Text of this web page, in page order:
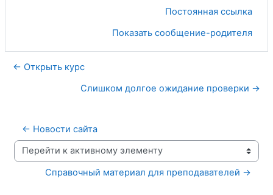
Постоянная ссылка
Показать сообщение-родителя
← Открыть курс
Слишком долгое ожидание проверки →
← Новости сайта
Перейти к активному элементу
Справочный материал для преподавателей →